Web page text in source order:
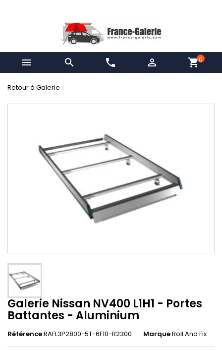
  phone  shopping_cart0
Retour à Galerie
Galerie Nissan NV400 L1H1 - Portes
Battantes - Aluminium
RéférenceRAFL3P2800-5T-6F10-R2300 MarqueRoll And Fix